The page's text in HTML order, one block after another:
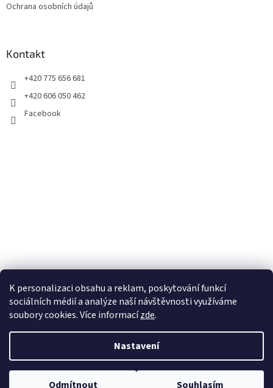
K personalizaci obsahu a reklam, poskytování funkcí
sociálních médií a analýze naší návštěvnosti využíváme
soubory cookies. Více informacízde.
Nastavení
Odmítnout Souhlasím
Ochrana osobních údajů
Kontakt
+420 775 656 681
+420 606 050 462
Facebook
Copyright 2026100pa. Všechna práva vyhrazena.Upravit nastavení